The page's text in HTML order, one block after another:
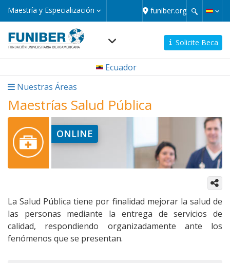
Pasar
principal
Maestría y Especialización
Maestría
y
funiber.org
Solicite Beca
Navegación
micro
Ecuador
Nuestras Áreas
Maestrías Salud Pública
ONLINE
La Salud Pública tiene por finalidad mejorar la salud de
las personas mediante la entrega de servicios de
calidad, respondiendo organizadamente ante los
fenómenos que se presentan.